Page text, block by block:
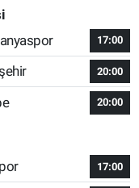
17:00
20:00
20:00
17:00